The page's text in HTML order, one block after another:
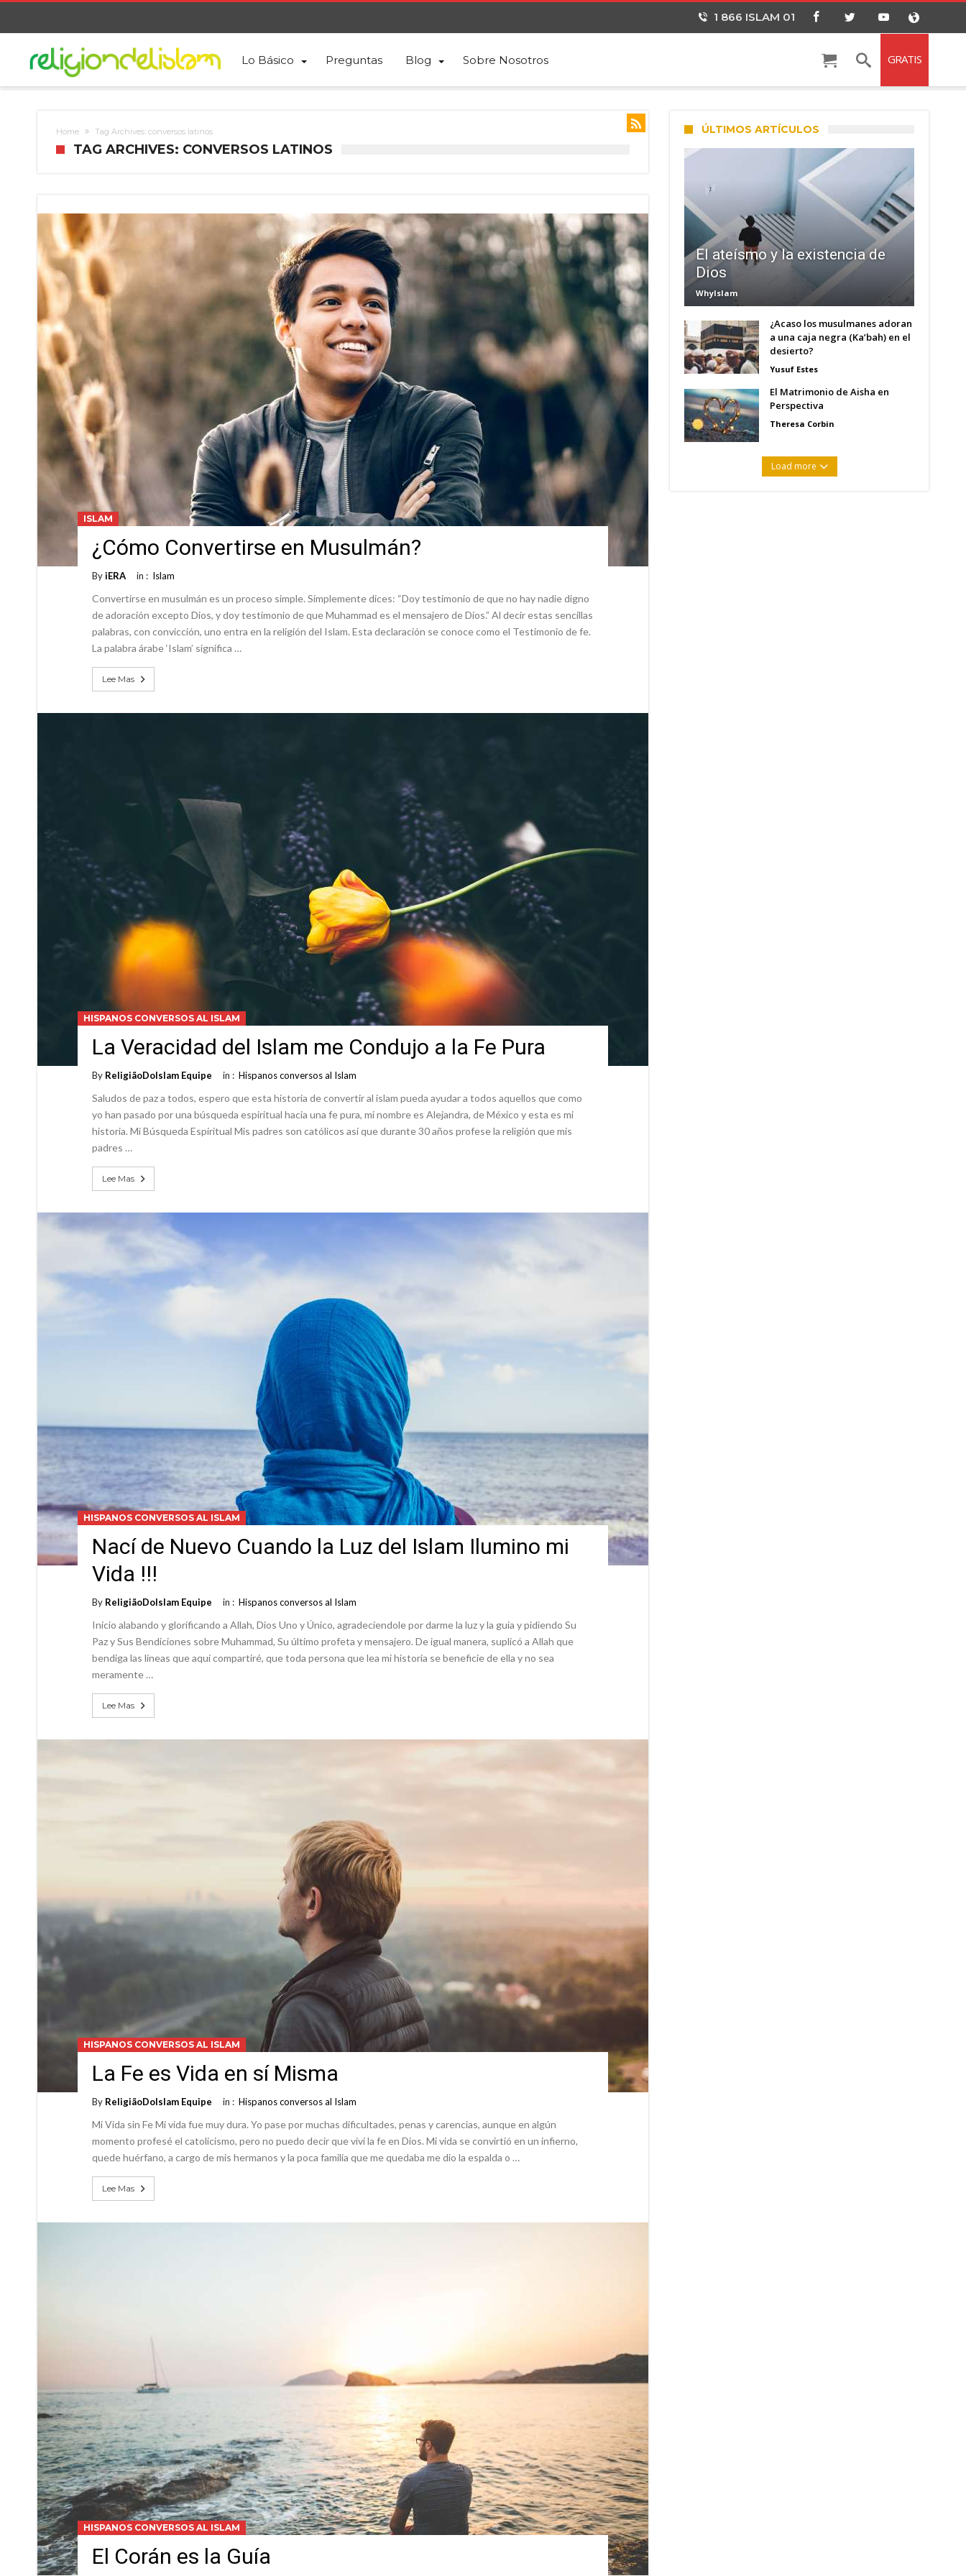
1 866 ISLAM 01
Lo Básico Preguntas Blog Sobre Nosotros GRATIS
Home Tag Archives: conversos latinos
TAG ARCHIVES: CONVERSOS LATINOS
ISLAM
¿Cómo Convertirse en Musulmán?
ByiERA in : Islam
Convertirse en musulmán es un proceso simple. Simplemente dices: “Doy testimonio de que no hay nadie digno
de adoración excepto Dios, y doy testimonio de que Muhammad es el mensajero de Dios.” Al decir estas sencillas
palabras, con convicción, uno entra en la religión del Islam. Esta declaración se conoce como el Testimonio de fe.
La palabra árabe ‘Islam’ significa …
Lee Mas
HISPANOS CONVERSOS AL ISLAM
La Veracidad del Islam me Condujo a la Fe Pura
By ReligiãoDoIslam Equipe in : Hispanos conversos al Islam
Saludos de paz a todos, espero que esta historia de convertir al islam pueda ayudar a todos aquellos que como
yo han pasado por una búsqueda espiritual hacia una fe pura, mi nombre es Alejandra, de México y esta es mi
historia. Mi Búsqueda Espiritual Mis padres son católicos así que durante 30 años profese la religión que mis
padres …
Lee Mas
HISPANOS CONVERSOS AL ISLAM
Nací de Nuevo Cuando la Luz del Islam Ilumino mi
Vida !!!
By ReligiãoDoIslam Equipe in : Hispanos conversos al Islam
Inicio alabando y glorificando a Allah, Dios Uno y Único, agradeciendole por darme la luz y la guia y pidiendo Su
Paz y Sus Bendiciones sobre Muhammad, Su último profeta y mensajero. De igual manera, suplicó a Allah que
bendiga las líneas que aquí compartiré, que toda persona que lea mi historia se beneficie de ella y no sea
meramente …
Lee Mas
HISPANOS CONVERSOS AL ISLAM
La Fe es Vida en sí Misma
By ReligiãoDoIslam Equipe in : Hispanos conversos al Islam
Mi Vida sin Fe Mi vida fue muy dura. Yo pase por muchas dificultades, penas y carencias, aunque en algún
momento profesé el catolicismo, pero no puedo decir que viví la fe en Dios. Mi vida se convirtió en un infierno,
quede huérfano, a cargo de mis hermanos y la poca familia que me quedaba me dio la espalda o …
Lee Mas
HISPANOS CONVERSOS AL ISLAM
El Corán es la Guía
ÚLTIMOS ARTÍCULOS
El ateísmo y la existencia de
Dios
WhyIslam
¿Acaso los musulmanes adoran
a una caja negra (Ka’bah) en el
desierto?
Yusuf Estes
El Matrimonio de Aisha en
Perspectiva
Theresa Corbin
Load more